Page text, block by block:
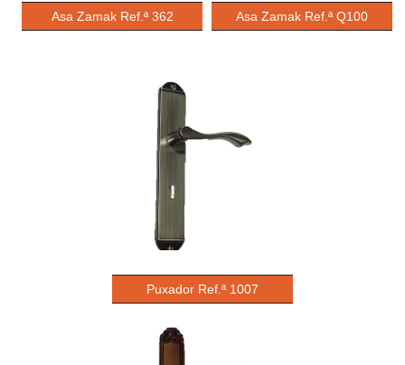
Asa Zamak Ref.ª 362 Asa Zamak Ref.ª Q100
Puxador Ref.ª 1007